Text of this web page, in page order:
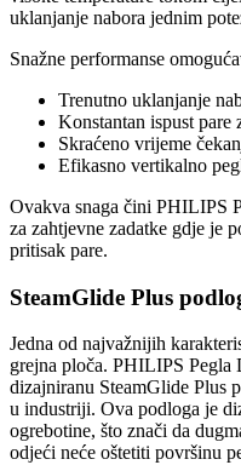
uklanjanje nabora jednim
Snažne performanse
Trenutno uklanjanje
Konstantan ispust pare
Skraćeno vrijeme
Efikasno vertikalno
Ovakva snaga čini PHILIPS
za zahtjevne zadatke gdje je
pritisak pare.
SteamGlide Plus
Jedna od najvažnijih
grejna ploča. PHILIPS
dizajniranu SteamGlide Plus
u industriji. Ova podloga je
ogrebotine, što znači da
odjeći neće oštetiti površinu